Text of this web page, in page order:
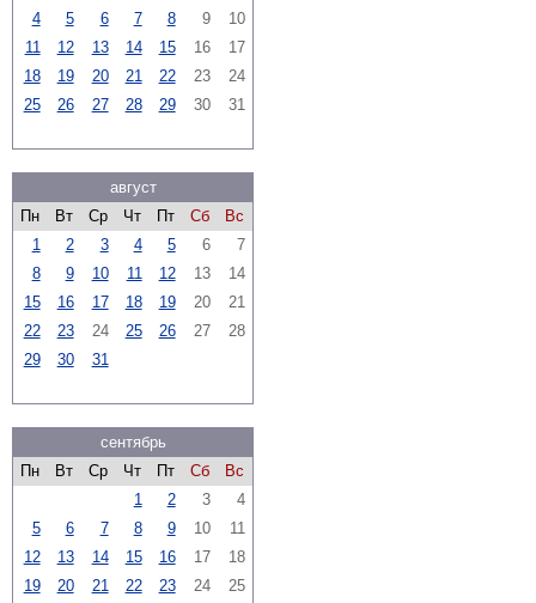
4
5 6 7 8 9
10
11
12 13 14 15 16
17
18
19 20 21 22 23
24
25
26 27 28 29 30 31
август
Пн
Вт Ср Чт Пт Сб
Вс
1
2 3 4 5 6
7
8
9 10 11 12 13
14
15
16 17 18 19 20
21
22
23 24 25 26 27
28
29
30 31
сентябрь
Пн
Вт Ср Чт Пт Сб
Вс
1
2 3
4
5
6 7 8 9 10
11
12
13 14 15 16 17
18
19
20 21 22 23 24
25